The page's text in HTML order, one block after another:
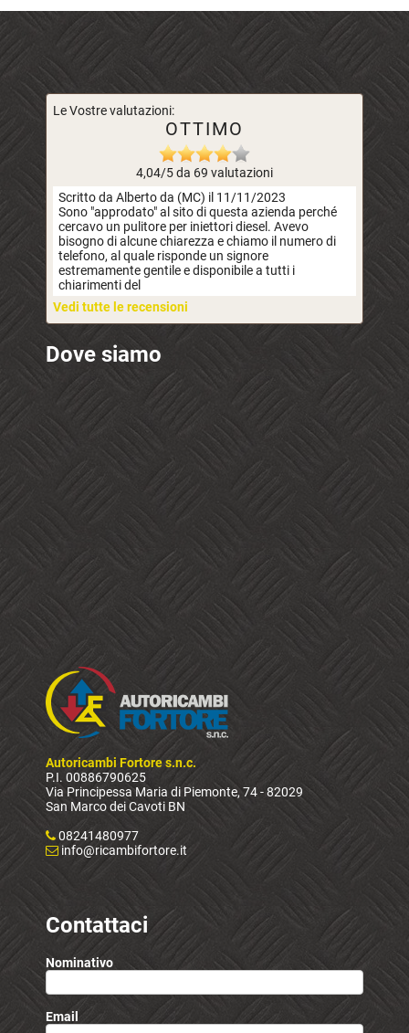
Le Vostre valutazioni:
OTTIMO
4,04/5 da 69 valutazioni
Scritto da Alberto da (MC) il 11/11/2023
Sono "approdato" al sito di questa azienda perché
cercavo un pulitore per iniettori diesel. Avevo
bisogno di alcune chiarezza e chiamo il numero di
telefono, al quale risponde un signore
estremamente gentile e disponibile a tutti i
chiarimenti del
Vedi tutte le recensioni
Dove siamo
Autoricambi Fortore s.n.c.
P.I. 00886790625
Via Principessa Maria di Piemonte, 74 - 82029
San Marco dei Cavoti BN
08241480977
info@ricambifortore.it
Contattaci
Nominativo
Email